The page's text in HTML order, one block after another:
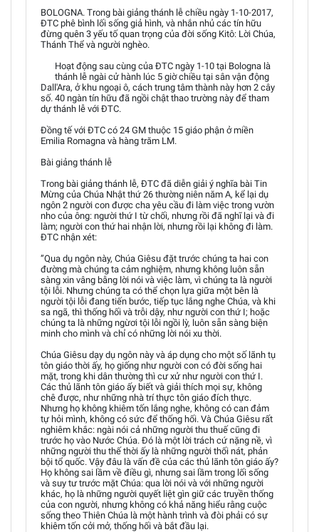
BOLOGNA. Trong bài giảng thánh lễ chiều ngày 1-10-2017,
ĐTC phê bình lối sống giả hình, và nhắn nhủ các tín hữu
đừng quên 3 yếu tố quan trọng của đời sống Kitô: Lời Chúa,
Thánh Thể và người nghèo.
Hoạt động sau cùng của ĐTC ngày 1-10 tại Bologna là
thánh lễ ngài cử hành lúc 5 giờ chiều tại sân vận động
Dall'Ara, ở khu ngoại ô, cách trung tâm thành này hơn 2 cây
số. 40 ngàn tín hữu đã ngồi chật thao trường này để tham
dự thánh lễ với ĐTC.
Đồng tế với ĐTC có 24 GM thuộc 15 giáo phận ở miền
Emilia Romagna và hàng trăm LM.
Bài giảng thánh lễ
Trong bài giảng thánh lễ, ĐTC đã diễn giải ý nghĩa bài Tin
Mừng của Chúa Nhật thứ 26 thường niên năm A, kể lại dụ
ngôn 2 người con được cha yêu cầu đi làm việc trong vườn
nho của ông: người thứ I từ chối, nhưng rồi đã nghĩ lại và đi
làm; người con thứ hai nhận lời, nhưng rồi lại không đi làm.
ĐTC nhận xét:
”Qua dụ ngôn này, Chúa Giêsu đặt trước chúng ta hai con
đường mà chúng ta cảm nghiệm, nhưng không luôn sẵn
sàng xin vâng bằng lời nói và việc làm, vì chúng ta là người
tội lỗi. Nhưng chúng ta có thể chọn lựa giữa một bên là
người tội lỗi đang tiến bước, tiếp tục lắng nghe Chúa, và khi
sa ngã, thì thống hối và trỗi dậy, như người con thứ I; hoặc
chúng ta là những ngừơi tội lỗi ngồi lỳ, luôn sẵn sàng biện
minh cho mình và chỉ có những lời nói xu thời.
Chúa Giêsu dạy dụ ngôn này và áp dụng cho một số lãnh tụ
tôn giáo thời ấy, họ giống như người con có đời sống hai
mặt, trong khi dân thường thì cư xử như người con thứ I.
Các thủ lãnh tôn giáo ấy biết và giải thích mọi sự, không
chê được, như những nhà trí thực tôn giáo đích thực.
Nhưng họ không khiêm tốn lắng nghe, không có can đảm
tự hỏi mình, không có sức để thống hối. Và Chúa Giêsu rất
nghiêm khắc: ngài nói cả những người thu thuế cũng đi
trước họ vào Nước Chúa. Đó là một lời trách cứ nặng nề, vì
những người thu thế thời ấy là những người thối nát, phản
bội tổ quốc. Vậy đâu là vấn đề của các thủ lãnh tôn giáo ấy?
Họ không sai lầm về điều gì, nhưng sai lầm trong lối sống
và suy tư trước mặt Chúa: qua lời nói và với những người
khác, họ là những người quyết liệt gìn giữ các truyền thống
của con người, nhưng không có khả năng hiểu rằng cuộc
sống theo Thiên Chúa là một hành trình và đòi phải có sự
khiêm tốn cởi mở, thống hối và bắt đầu lại.